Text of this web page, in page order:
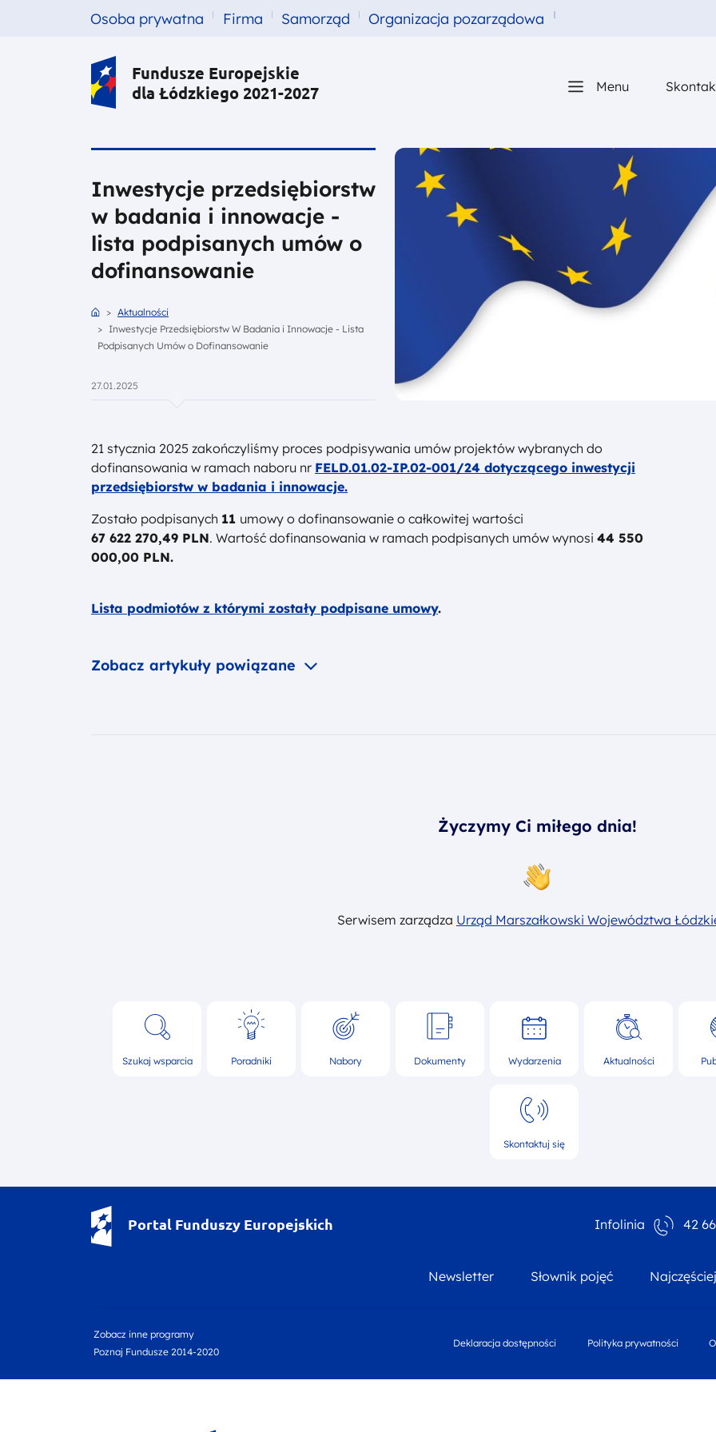
Menu top left
Osoba prywatna Firma Samorząd Organizacja pozarządowa
Fundusze Europejskie
dla Łódzkiego 2021-2027
Główna nawigacja
Menu
Inwestycje przedsiębiorstw
w badania i innowacje -
lista podpisanych umów o
dofinansowanie
Ścieżka nawigacyjna
Strona Główna
Aktualności
Inwestycje Przedsiębiorstw W Badania i Innowacje - Lista
Podpisanych Umów o Dofinansowanie
Data publikacji
27.01.2025
21 stycznia 2025 zakończyliśmy proces podpisywania umów projektów wybranych do
dofinansowania w ramach naboru nr FELD.01.02-IP.02-001/24 dotyczącego inwestycji
przedsiębiorstw w badania i innowacje.
Zostało podpisanych 11 umowy o dofinansowanie o całkowitej wartości
67 622 270,49 PLN. Wartość dofinansowania w ramach podpisanych umów wynosi 44 550
000,00 PLN.
Lista podmiotów z którymi zostały podpisane umowy.
Zobacz artykuły powiązane
Życzymy Ci miłego dnia!
Serwisem zarządza Urząd Marszałkowski Województwa
Menu główne footer
Szukaj wsparcia Poradniki Nabory Dokumenty Wydarzenia Aktualności
Skontaktuj się
Portal Funduszy Europejskich Infolinia 42
Newsletter Słownik pojęć
footer nav second
Zobacz inne programy
Poznaj Fundusze 2014-2020
footer nav third
Deklaracja dostępności Polityka prywatności